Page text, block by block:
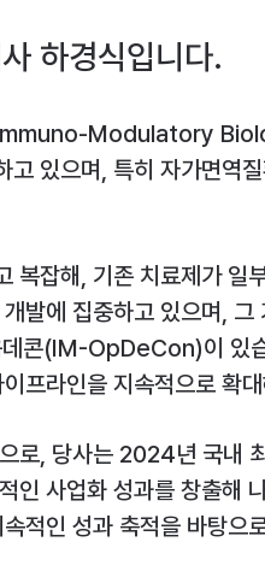
하경식입니다.
Modulatory
고 있으며, 특히 자가면역
복잡해, 기존 치료제가
발에 집중하고 있으며,
콘(IM-OpDeCon)이 있
프라인을 지속적으로 확
로, 당사는 2024년 국내
인 사업화 성과를 창출해
적인 성과 축적을 바탕